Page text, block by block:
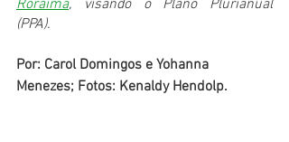
Roraima, visando o Plano Plurianual
(PPA).
Por: Carol Domingos e Yohanna
Menezes; Fotos: Kenaldy Hendolp.